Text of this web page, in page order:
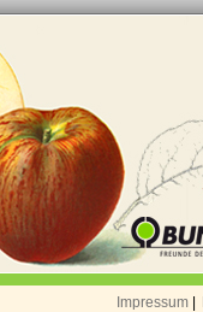
Impressum